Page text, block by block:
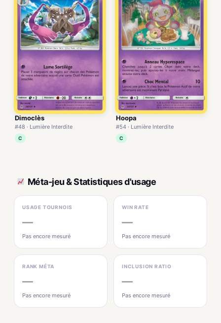
Dimoclès
#48 · Lumière Interdite
C
Hoopa
#54 · Lumière Interdite
C
Méta-jeu & Statistiques d'usage
USAGE TOURNOIS
—
Pas encore mesuré
WIN RATE
—
Pas encore mesuré
RANK MÉTA
—
Pas encore mesuré
INCLUSION RATIO
—
Pas encore mesuré